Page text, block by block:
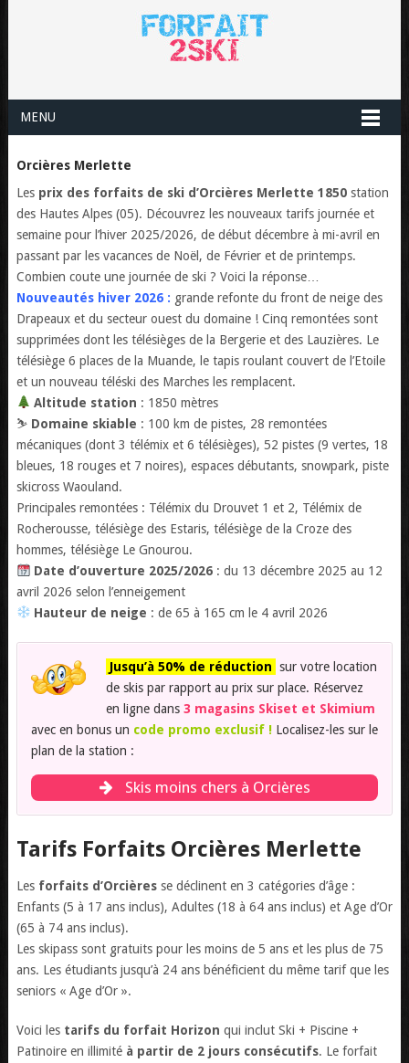
MENU
Orcières Merlette
Les prix des forfaits de ski d’Orcières Merlette 1850 station
des Hautes Alpes (05). Découvrez les nouveaux tarifs journée et
semaine pour l’hiver 2025/2026, de début décembre à mi-avril en
passant par les vacances de Noël, de Février et de printemps.
Combien coute une journée de ski ? Voici la réponse…
Nouveautés hiver 2026 : grande refonte du front de neige des
Drapeaux et du secteur ouest du domaine ! Cinq remontées sont
supprimées dont les télésièges de la Bergerie et des Lauzières. Le
télésiège 6 places de la Muande, le tapis roulant couvert de l’Etoile
et un nouveau téléski des Marches les remplacent.
Altitude station : 1850 mètres
⛷️ Domaine skiable : 100 km de pistes, 28 remontées
mécaniques (dont 3 télémix et 6 télésièges), 52 pistes (9 vertes, 18
bleues, 18 rouges et 7 noires), espaces débutants, snowpark, piste
skicross Waouland.
Principales remontées : Télémix du Drouvet 1 et 2, Télémix de
Rocherousse, télésiège des Estaris, télésiège de la Croze des
hommes, télésiège Le Gnourou.
Date d’ouverture 2025/2026 : du 13 décembre 2025 au 12
avril 2026 selon l’enneigement
Hauteur de neige : de 65 à 165 cm le 4 avril 2026
Jusqu’à 50% de réduction sur votre location
de skis par rapport au prix sur place. Réservez
en ligne dans 3 magasins Skiset et Skimium
avec en bonus un code promo exclusif ! Localisez-les sur le
plan de la station :
Skis moins chers à Orcières
Tarifs Forfaits Orcières Merlette
Les forfaits d’Orcières se déclinent en 3 catégories d’âge :
Enfants (5 à 17 ans inclus), Adultes (18 à 64 ans inclus) et Age d’Or
(65 à 74 ans inclus).
Les skipass sont gratuits pour les moins de 5 ans et les plus de 75
ans. Les étudiants jusqu’à 24 ans bénéficient du même tarif que les
seniors « Age d’Or ».
Voici les tarifs du forfait Horizon qui inclut Ski + Piscine +
Patinoire en illimité à partir de 2 jours consécutifs. Le forfait